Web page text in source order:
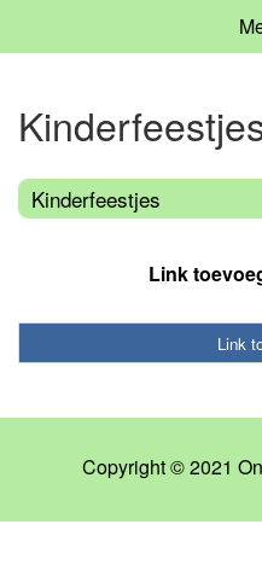
Kinderfeestjes
Link
Link
Copyright © 2021